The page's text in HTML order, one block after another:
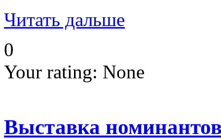
Читать дальше
0
Your rating: None
Выставка